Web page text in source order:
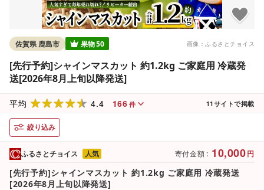
画像：ふるさとチョイス
佐賀県 鹿島市 果物50
[先行予約]シャインマスカット 約1.2kg ご家庭用 冷蔵発
送[2026年8月上旬以降発送]
平均 4.4 166 件 11サイトで掲載
絞り込み
寄付金額 : 10,000円
ふるさとチョイス
[先行予約]シャインマスカット 約1.2kg ご家庭用 冷蔵発送
[2026年8月上旬以降発送]
人気